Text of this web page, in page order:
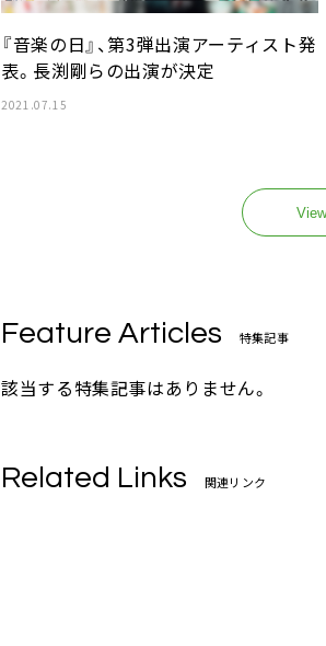
『音楽の日』、第3弾出演アーティスト発
表。長渕剛らの出演が決定
2021.07.15
Feature Articles 特集記事
該当する特集記事はありません。
Related Links 関連リンク